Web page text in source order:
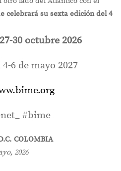
celebrará su sexta edición del 4
30 octubre 2026
6 de mayo 2027
#bime
COLOMBIA
2026